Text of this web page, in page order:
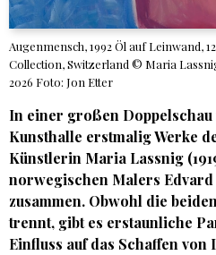
Augenmensch, 1992 Öl auf Leinwand,
Collection, Switzerland © Maria
2026 Foto: Jon Etter
In einer großen
Kunsthalle erstmalig Werke
Künstlerin Maria Lassnig
norwegischen Malers Edvard
zusammen. Obwohl die
trennt, gibt es erstaunliche
Einfluss auf das Schaffen